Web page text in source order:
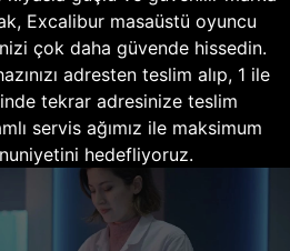
Excalibur masaüstü oyuncu
çok daha güvende hissedin.
adresten teslim alıp, 1 ile
tekrar adresinize teslim
servis ağımız ile maksimum
hedefliyoruz.